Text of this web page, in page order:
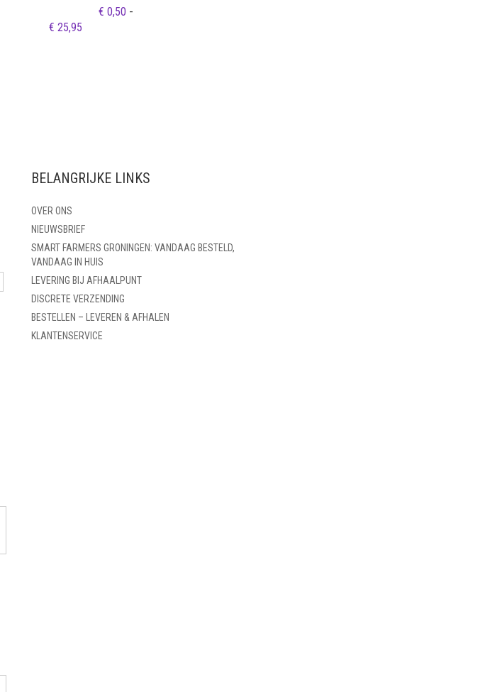
€ 0,50 -
€ 25,95
BELANGRIJKE LINKS
OVER ONS
NIEUWSBRIEF
SMART FARMERS GRONINGEN: VANDAAG BESTELD,
VANDAAG IN HUIS
LEVERING BIJ AFHAALPUNT
DISCRETE VERZENDING
BESTELLEN – LEVEREN & AFHALEN
KLANTENSERVICE